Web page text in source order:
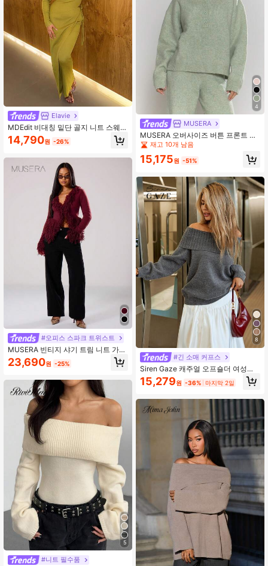
Elavie
MDEdit 비대칭 밑단 골지 니트 스웨터
봄 Y2K 90년대 캐주얼 귀여운 여름 결
혼식 하객 휴가 가을 밤 외출 가을 겨
14,790원 -26%
#오피스 스파크 트위스트
MUSERA 빈티지 샤기 트림 니트 가디
건 봄 Y2K 90년대 캐주얼 귀여운 여름
휴가 여름 축제 개학 겨울 일상 업무
23,690원 -25%
5
#니트 필수품
4
MUSERA
MUSERA 오버사이즈 버튼 프론트 하
이넥 니트 점퍼 겨울 외출 일상 밤 외
출 캐주얼 쿨 스트릿웨어 워싱 이브닝
파티 우아한 크리스마스
재고 10개 남음
15,175원 -51%
8
#긴 소매 커프스
Siren Gaze 캐주얼 오프숄더 여성용
솔리드 컬러 긴팔 스웨터, 오프숄더 스
웨터, 그레이 스웨터, 가을 스웨터, 가
웨터, 가을 아웃핏, 외출용, 긴팔 탑
15,279원 -36% 마지막 2일